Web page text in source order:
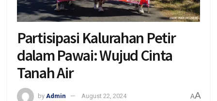
Partisipasi Kalurahan Petir
dalam Pawai: Wujud Cinta
Tanah Air
by Admin August 22, 2024 AA